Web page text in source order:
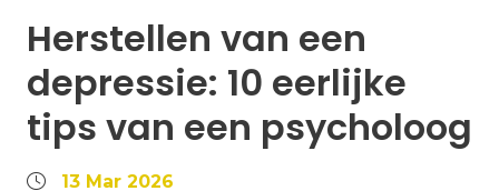
Herstellen van een
depressie: 10 eerlijke
tips van een psycholoog
13 Mar 2026